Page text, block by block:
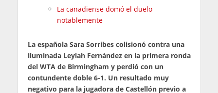
La canadiense domó el duelo
notablemente
La española Sara Sorribes colisionó contra una
iluminada Leylah Fernández en la primera ronda
del WTA de Birmingham y perdió con un
contundente doble 6-1. Un resultado muy
negativo para la jugadora de Castellón previo a